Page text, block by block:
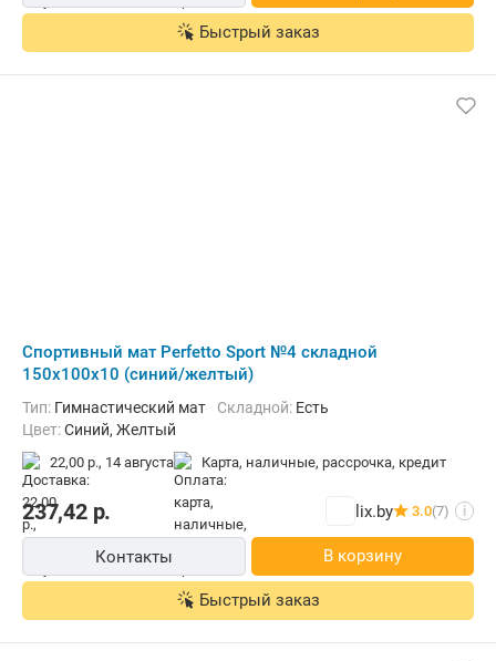
Быстрый заказ
Cпортивный мат Perfetto Sport №4 складной
150x100x10 (синий/желтый)
Тип: Гимнастический мат Складной: Есть
Цвет:Синий, Желтый
22,00 р., 14 августа карта, наличные, рассрочка, кредит
237,42р. lix.by 3.0(7) i
Контакты В корзину
Быстрый заказ